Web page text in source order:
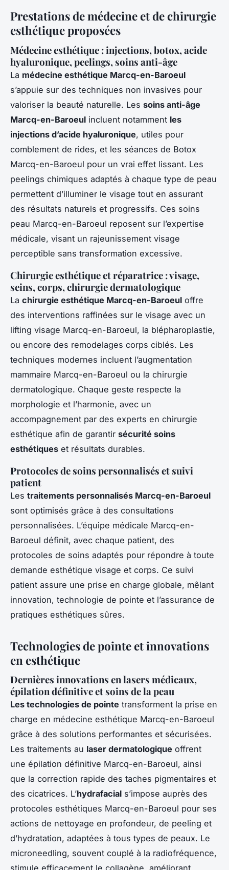
Prestations de médecine et de chirurgie
esthétique proposées
Médecine esthétique : injections, botox, acide
hyaluronique, peelings, soins anti-âge
La médecine esthétique Marcq-en-Baroeul
s’appuie sur des techniques non invasives pour
valoriser la beauté naturelle. Les soins anti-âge
Marcq-en-Baroeul incluent notamment les
injections d’acide hyaluronique, utiles pour
comblement de rides, et les séances de Botox
Marcq-en-Baroeul pour un vrai effet lissant. Les
peelings chimiques adaptés à chaque type de peau
permettent d’illuminer le visage tout en assurant
des résultats naturels et progressifs. Ces soins
peau Marcq-en-Baroeul reposent sur l’expertise
médicale, visant un rajeunissement visage
perceptible sans transformation excessive.
Chirurgie esthétique et réparatrice : visage,
seins, corps, chirurgie dermatologique
La chirurgie esthétique Marcq-en-Baroeul offre
des interventions raffinées sur le visage avec un
lifting visage Marcq-en-Baroeul, la blépharoplastie,
ou encore des remodelages corps ciblés. Les
techniques modernes incluent l’augmentation
mammaire Marcq-en-Baroeul ou la chirurgie
dermatologique. Chaque geste respecte la
morphologie et l’harmonie, avec un
accompagnement par des experts en chirurgie
esthétique afin de garantir sécurité soins
esthétiques et résultats durables.
Protocoles de soins personnalisés et suivi
patient
Les traitements personnalisés Marcq-en-Baroeul
sont optimisés grâce à des consultations
personnalisées. L’équipe médicale Marcq-en-
Baroeul définit, avec chaque patient, des
protocoles de soins adaptés pour répondre à toute
demande esthétique visage et corps. Ce suivi
patient assure une prise en charge globale, mêlant
innovation, technologie de pointe et l’assurance de
pratiques esthétiques sûres.
Technologies de pointe et innovations
en esthétique
Dernières innovations en lasers médicaux,
épilation définitive et soins de la peau
Les technologies de pointe transforment la prise en
charge en médecine esthétique Marcq-en-Baroeul
grâce à des solutions performantes et sécurisées.
Les traitements au laser dermatologique offrent
une épilation définitive Marcq-en-Baroeul, ainsi
que la correction rapide des taches pigmentaires et
des cicatrices. L’hydrafacial s’impose auprès des
protocoles esthétiques Marcq-en-Baroeul pour ses
actions de nettoyage en profondeur, de peeling et
d’hydratation, adaptées à tous types de peaux. Le
microneedling, souvent couplé à la radiofréquence,